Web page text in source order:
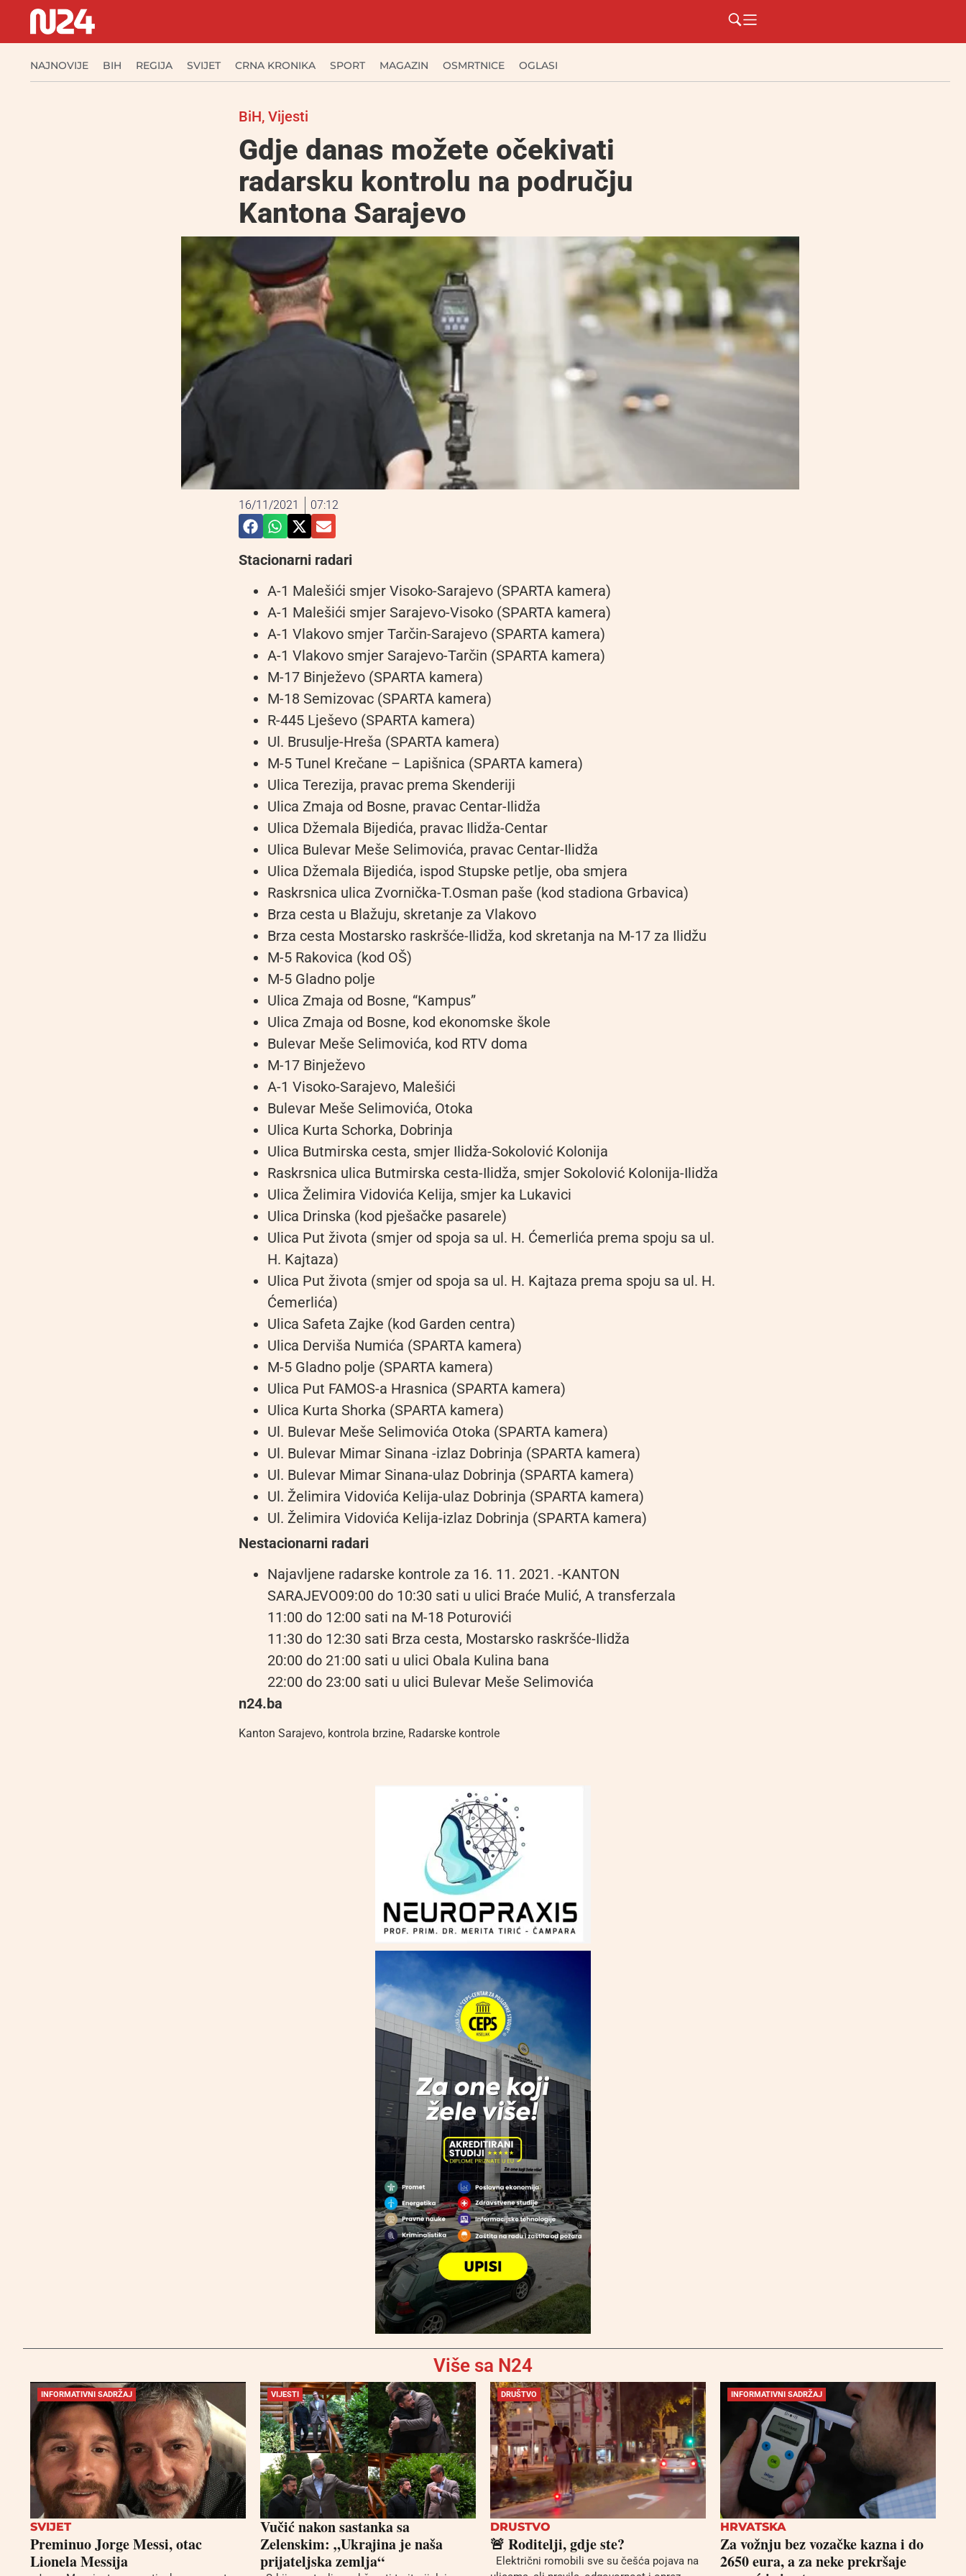
NAJNOVIJE BIH REGIJA SVIJET CRNA KRONIKA SPORT MAGAZIN OSMRTNICE OGLASI
BiH, Vijesti
Gdje danas možete očekivati
radarsku kontrolu na području
Kantona Sarajevo
16/11/2021 07:12
Stacionarni radari
A-1 Malešići smjer Visoko-Sarajevo (SPARTA kamera)
A-1 Malešići smjer Sarajevo-Visoko (SPARTA kamera)
A-1 Vlakovo smjer Tarčin-Sarajevo (SPARTA kamera)
A-1 Vlakovo smjer Sarajevo-Tarčin (SPARTA kamera)
M-17 Binježevo (SPARTA kamera)
M-18 Semizovac (SPARTA kamera)
R-445 Lješevo (SPARTA kamera)
Ul. Brusulje-Hreša (SPARTA kamera)
M-5 Tunel Krečane – Lapišnica (SPARTA kamera)
Ulica Terezija, pravac prema Skenderiji
Ulica Zmaja od Bosne, pravac Centar-Ilidža
Ulica Džemala Bijedića, pravac Ilidža-Centar
Ulica Bulevar Meše Selimovića, pravac Centar-Ilidža
Ulica Džemala Bijedića, ispod Stupske petlje, oba smjera
Raskrsnica ulica Zvornička-T.Osman paše (kod stadiona Grbavica)
Brza cesta u Blažuju, skretanje za Vlakovo
Brza cesta Mostarsko raskršće-Ilidža, kod skretanja na M-17 za Ilidžu
M-5 Rakovica (kod OŠ)
M-5 Gladno polje
Ulica Zmaja od Bosne, “Kampus”
Ulica Zmaja od Bosne, kod ekonomske škole
Bulevar Meše Selimovića, kod RTV doma
M-17 Binježevo
A-1 Visoko-Sarajevo, Malešići
Bulevar Meše Selimovića, Otoka
Ulica Kurta Schorka, Dobrinja
Ulica Butmirska cesta, smjer Ilidža-Sokolović Kolonija
Raskrsnica ulica Butmirska cesta-Ilidža, smjer Sokolović Kolonija-Ilidža
Ulica Želimira Vidovića Kelija, smjer ka Lukavici
Ulica Drinska (kod pješačke pasarele)
Ulica Put života (smjer od spoja sa ul. H. Ćemerlića prema spoju sa ul.
H. Kajtaza)
Ulica Put života (smjer od spoja sa ul. H. Kajtaza prema spoju sa ul. H.
Ćemerlića)
Ulica Safeta Zajke (kod Garden centra)
Ulica Derviša Numića (SPARTA kamera)
M-5 Gladno polje (SPARTA kamera)
Ulica Put FAMOS-a Hrasnica (SPARTA kamera)
Ulica Kurta Shorka (SPARTA kamera)
Ul. Bulevar Meše Selimovića Otoka (SPARTA kamera)
Ul. Bulevar Mimar Sinana -izlaz Dobrinja (SPARTA kamera)
Ul. Bulevar Mimar Sinana-ulaz Dobrinja (SPARTA kamera)
Ul. Želimira Vidovića Kelija-ulaz Dobrinja (SPARTA kamera)
Ul. Želimira Vidovića Kelija-izlaz Dobrinja (SPARTA kamera)
Nestacionarni radari
Najavljene radarske kontrole za 16. 11. 2021. -KANTON
SARAJEVO09:00 do 10:30 sati u ulici Braće Mulić, A transferzala
11:00 do 12:00 sati na M-18 Poturovići
11:30 do 12:30 sati Brza cesta, Mostarsko raskršće-Ilidža
20:00 do 21:00 sati u ulici Obala Kulina bana
22:00 do 23:00 sati u ulici Bulevar Meše Selimovića
n24.ba
Kanton Sarajevo, kontrola brzine, Radarske kontrole
Više sa N24
INFORMATIVNI SADRŽAJ
SVIJET
Preminuo Jorge Messi, otac
Lionela Messija
VIJESTI
Vučić nakon sastanka sa
Zelenskim: „Ukrajina je naša
prijateljska zemlja“
DRUŠTVO
DRUSTVO
🚨 Roditelji, gdje ste?
Električni romobili sve su češća pojava na
INFORMATIVNI SADRŽAJ
HRVATSKA
Za vožnju bez vozačke kazna i do
2650 eura, a za neke prekršaje